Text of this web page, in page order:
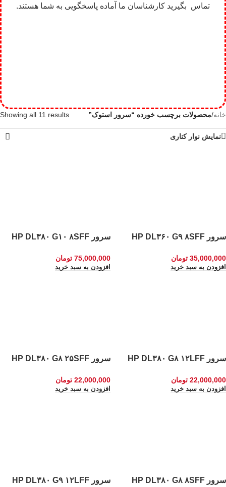
تماس بگیرید کارشناسان ما آماده پاسخگویی به شما هستند.
خانه/محصولات برچسب خورده “سرور استوک” Showing all 11 results
نمایش نوار کناری
سرور HP DL۳۶۰ G۹ ۸SFF
35,000,000 تومان
افزودن به سبد خرید
سرور HP DL۳۸۰ G۱۰ ۸SFF
75,000,000 تومان
افزودن به سبد خرید
سرور HP DL۳۸۰ G۸ ۱۲LFF
22,000,000 تومان
افزودن به سبد خرید
سرور HP DL۳۸۰ G۸ ۲۵SFF
22,000,000 تومان
افزودن به سبد خرید
سرور HP DL۳۸۰ G۸ ۸SFF سرور HP DL۳۸۰ G۹ ۱۲LFF